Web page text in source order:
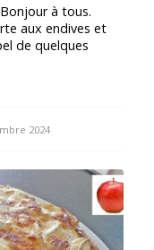
à tous.
aux endives et
de quelques
2024